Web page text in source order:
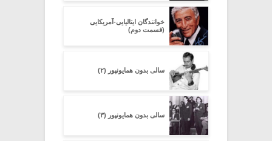
خوانندگان ایتالیایی-آمریکایی
(قسمت دوم)
سالی بدون همایونپور (۲)
سالی بدون همایونپور (۳)